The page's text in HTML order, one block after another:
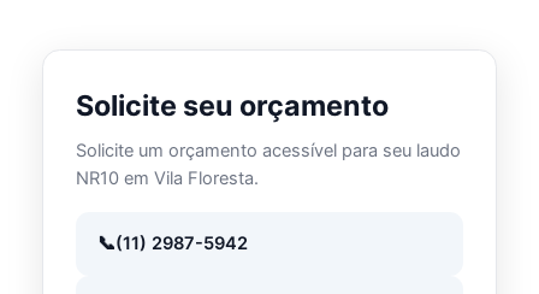
Solicite seu orçamento
Solicite um orçamento acessível para seu laudo
NR10 em Vila Floresta.
(11) 2987-5942